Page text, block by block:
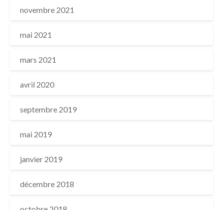
novembre 2021
mai 2021
mars 2021
avril 2020
septembre 2019
mai 2019
janvier 2019
décembre 2018